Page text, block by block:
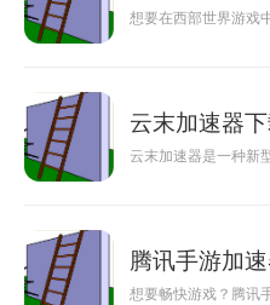
想要在西部世界游戏
云末加速器
云末加速器是一种新
腾讯手游加
想要畅快游戏？腾讯